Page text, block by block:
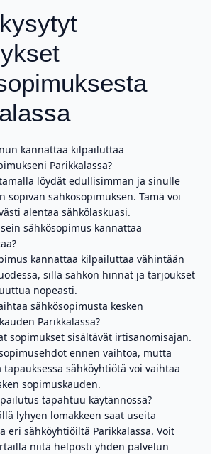
kannattaa kilpailuttaa
Parikkalassa?
löydät edullisimman ja sinulle
sopivan sähkösopimuksen. Tämä voi
alentaa sähkölaskuasi.
sähkösopimus kannattaa
kannattaa kilpailuttaa vähintään
sillä sähkön hinnat ja tarjoukset
nopeasti.
sähkösopimusta kesken
Parikkalassa?
sopimukset sisältävät irtisanomisajan.
ennen vaihtoa, mutta
tapauksessa sähköyhtiötä voi vaihtaa
sopimuskauden.
tapahtuu käytännössä?
lyhyen lomakkeen saat useita
eri sähköyhtiöiltä Parikkalassa. Voit
niitä helposti yhden palvelun